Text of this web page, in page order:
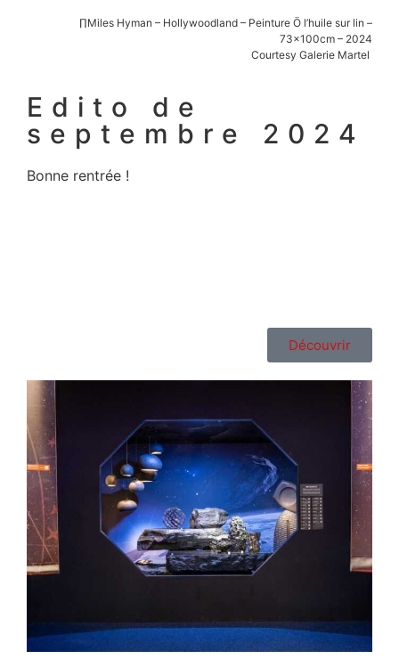
∏Miles Hyman – Hollywoodland – Peinture Ö l’huile sur lin –
73x100cm – 2024
Courtesy Galerie Martel
Edito de
septembre 2024
Bonne rentrée !
Découvrir